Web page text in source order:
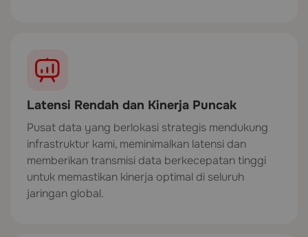
Latensi Rendah dan Kinerja Puncak
Pusat data yang berlokasi strategis mendukung
infrastruktur kami, meminimalkan latensi dan
memberikan transmisi data berkecepatan tinggi
untuk memastikan kinerja optimal di seluruh
jaringan global.